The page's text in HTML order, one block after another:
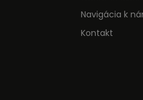
Navigácia k
Kontakt